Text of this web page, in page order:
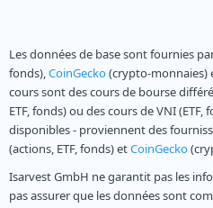
Les données de base sont fournies
fonds),CoinGecko(crypto-monnaies)
cours sont des cours de bourse
ETF, fonds) ou des cours de VNI
disponibles - proviennent des
(actions, ETF, fonds) etCoinGecko
Isarvest GmbH ne garantit pas les
pas assurer que les données sont